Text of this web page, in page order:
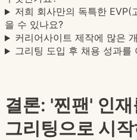
저희 회사만의 독특한
을 수 있나요?
커리어사이트 제작에 많은
그리팅 도입 후 채용 성과를
결론: '찐팬' 인
그리팅으로 시